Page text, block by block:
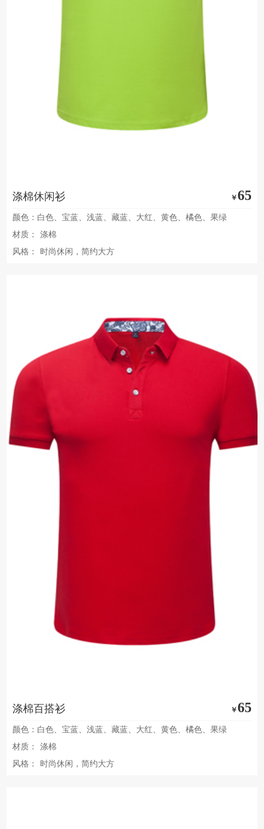
涤棉休闲衫 ￥65
颜色：白色、宝蓝、浅蓝、藏蓝、大红、黄色、橘色、果绿
材质：
涤棉
风格：
时尚休闲，简约大方
涤棉百搭衫 ￥65
颜色：白色、宝蓝、浅蓝、藏蓝、大红、黄色、橘色、果绿
材质：
涤棉
风格：
时尚休闲，简约大方